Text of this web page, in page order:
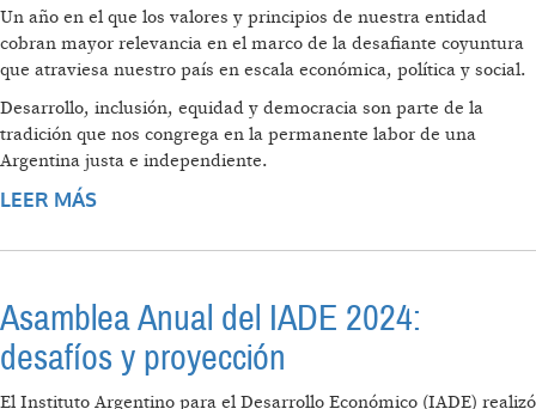
Un año en el que los valores y principios de nuestra entidad
cobran mayor relevancia en el marco de la desafiante coyuntura
que atraviesa nuestro país en escala económica, política y social.
Desarrollo, inclusión, equidad y democracia son parte de la
tradición que nos congrega en la permanente labor de una
Argentina justa e independiente.
LEER MÁS
CONVOCAN
Asamblea Anual del IADE 2024:
desafíos y proyección
El Instituto Argentino para el Desarrollo Económico (IADE) realizó